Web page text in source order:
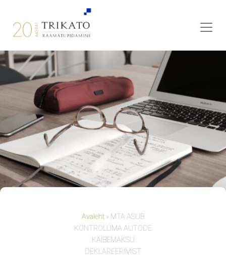
Avaleht » MTA ASUB
KONTROLLIMA AUTODE
KÄIBEMAKSU
DEKLAREERIMIST